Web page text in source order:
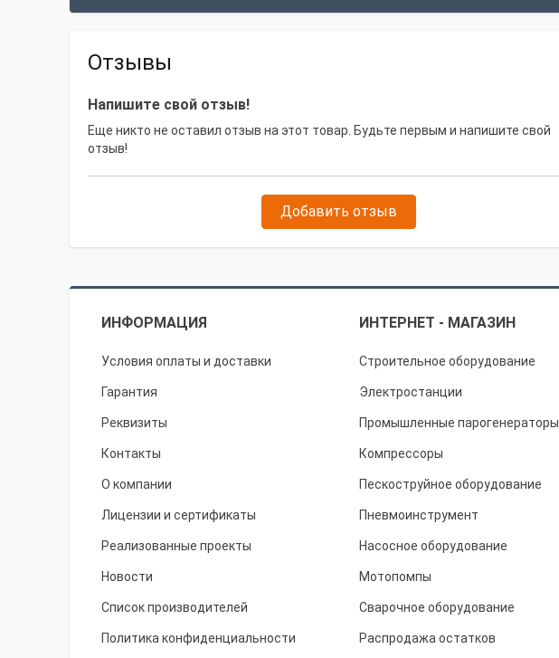
Отзывы
Напишите свой отзыв!
Еще никто не оставил отзыв на этот товар. Будьте первым и напишите свой
отзыв!
Добавить отзыв
ИНФОРМАЦИЯ ИНТЕРНЕТ - МАГАЗИН
Условия оплаты и доставки
Гарантия
Реквизиты
Контакты
О компании
Лицензии и сертификаты
Реализованные проекты
Новости
Список производителей
Политика конфиденциальности
Строительное оборудование
Электростанции
Промышленные парогенераторы
Компрессоры
Пескоструйное оборудование
Пневмоинструмент
Насосное оборудование
Мотопомпы
Сварочное оборудование
Распродажа остатков